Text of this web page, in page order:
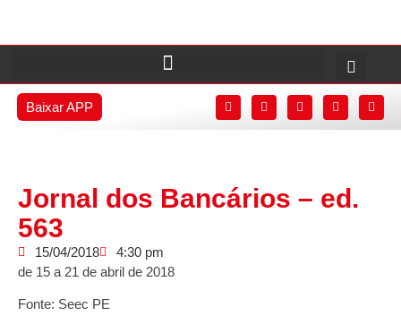
Baixar APP
Jornal dos Bancários – ed.
563
15/04/2018
4:30 pm
de 15 a 21 de abril de 2018
Fonte: Seec PE